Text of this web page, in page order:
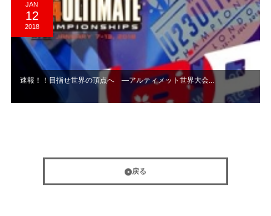
JAN
12
2018
速報！！目指せ世界の頂点へ ―アルティメット世界大会...
戻る